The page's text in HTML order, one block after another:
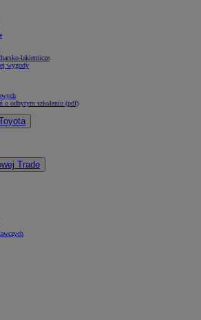
lakiernicze
wygody
o odbytym szkoleniu (pdf)
Trade